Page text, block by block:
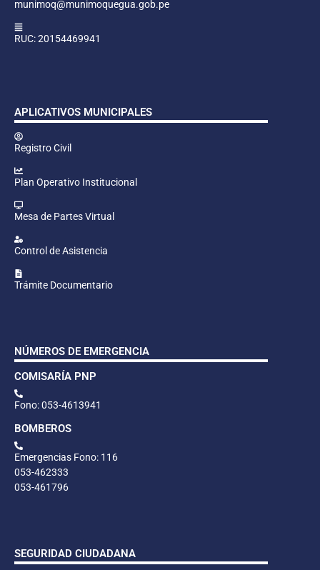
munimoq@munimoquegua.gob.pe
RUC: 20154469941
APLICATIVOS MUNICIPALES
Registro Civil
Plan Operativo Institucional
Mesa de Partes Virtual
Control de Asistencia
Trámite Documentario
NÚMEROS DE EMERGENCIA
COMISARÍA PNP
Fono: 053-4613941
BOMBEROS
Emergencias Fono: 116
053-462333
053-461796
SEGURIDAD CIUDADANA